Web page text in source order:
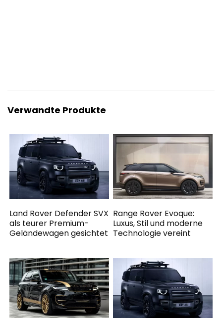
Verwandte Produkte
Land Rover Defender SVX
als teurer Premium-
Geländewagen gesichtet
Range Rover Evoque:
Luxus, Stil und moderne
Technologie vereint